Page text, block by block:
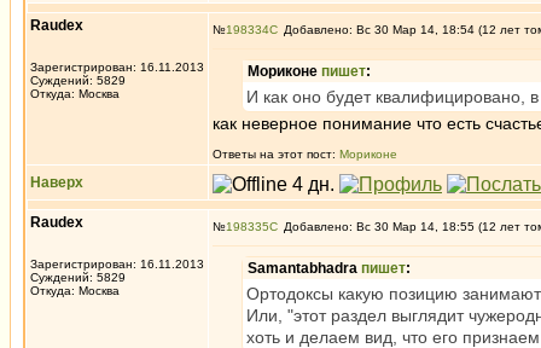
Raudex
Зарегистрирован: 16.11.2013
Суждений: 5829
Откуда: Москва
№198334 Добавлено: Вс 30 Мар 14, 18:54 (12 лет
Мориконе пишет:
И как оно будет квалифицировано,
как неверное понимание что есть
Ответы на этот пост: Мориконе
Наверх
Raudex
Зарегистрирован: 16.11.2013
Суждений: 5829
Откуда: Москва
№198335 Добавлено: Вс 30 Мар 14, 18:55 (12 лет
Samantabhadra пишет:
Ортодоксы какую позицию
Или, "этот раздел выглядит
хоть и делаем вид, что его